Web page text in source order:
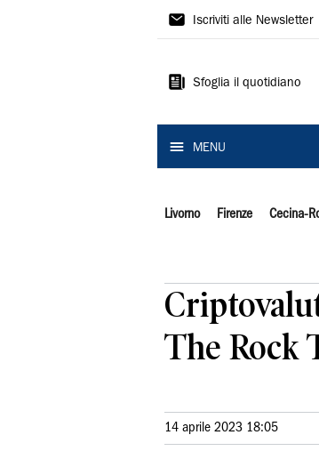
Il
Iscriviti alle Newsletter
Sfoglia il quotidiano
MENU
Livorno Firenze Cecina-
The Rock
14 aprile 2023 18:05